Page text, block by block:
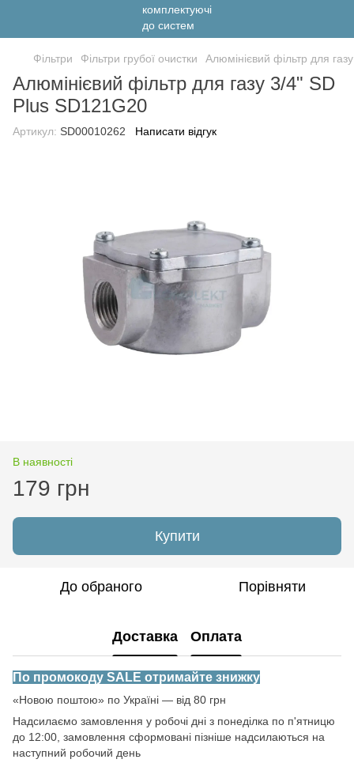
Фільтри Фільтри грубої очистки Алюмінієвий фільтр для
Алюмінієвий фільтр для газу 3/4" SD
Plus SD121G20
Артикул: SD00010262 Написати відгук
В наявності
179 грн
Купити
До обраного Порівняти
Доставка Оплата
По промокоду SALE отримайте знижку
«Новою поштою» по Україні — від 80 грн
Надсилаємо замовлення у робочі дні з понеділка по п'ятницю
до 12:00, замовлення сформовані пізніше надсилаються на
наступний робочий день